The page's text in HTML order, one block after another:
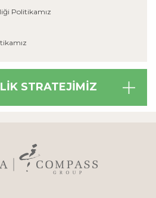
Politikamız
STRATEJİMİZ